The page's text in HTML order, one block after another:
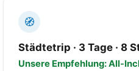
🧭
Städtetrip · 3 Tage · 8
Unsere Empfehlung: All-